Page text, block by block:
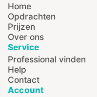
Home
Opdrachten
Prijzen
Over ons
Service
Professional vinden
Help
Contact
Account